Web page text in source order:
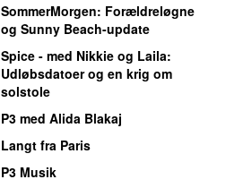
SommerMorgen: Forældreløgne
og Sunny Beach-update
Spice - med Nikkie og Laila:
Udløbsdatoer og en krig om
solstole
P3 med Alida Blakaj
Langt fra Paris
P3 Musik